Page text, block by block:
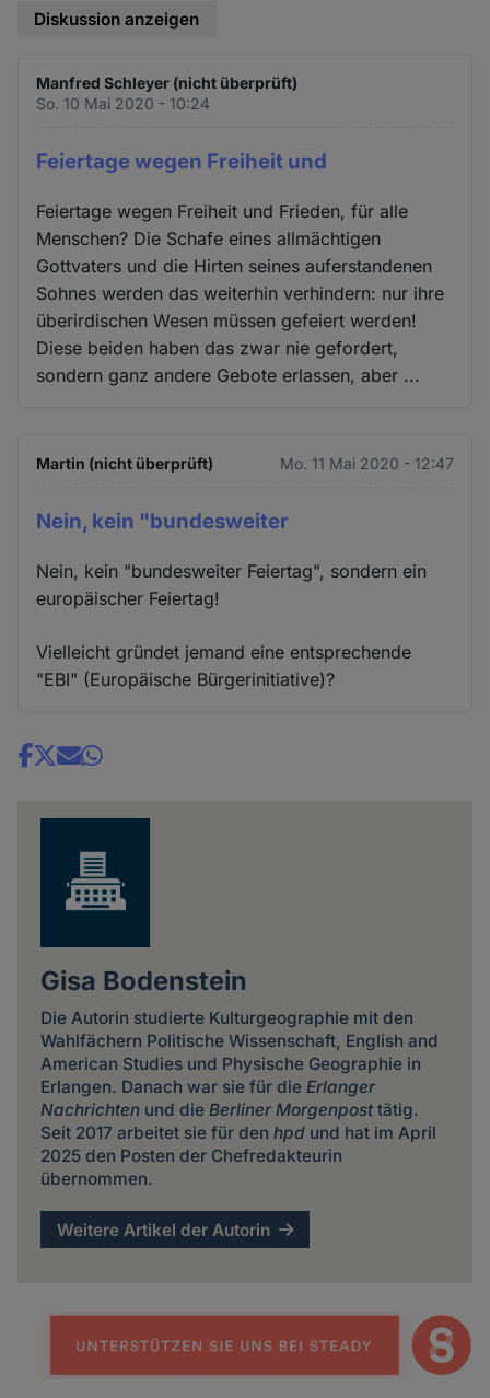
Diskussion anzeigen
Manfred Schleyer (nicht überprüft)
So. 10 Mai 2020 - 10:24
Feiertage wegen Freiheit und
Feiertage wegen Freiheit und Frieden, für alle
Menschen? Die Schafe eines allmächtigen
Gottvaters und die Hirten seines auferstandenen
Sohnes werden das weiterhin verhindern: nur ihre
überirdischen Wesen müssen gefeiert werden!
Diese beiden haben das zwar nie gefordert,
sondern ganz andere Gebote erlassen, aber ...
Martin (nicht überprüft) Mo. 11 Mai 2020 - 12:47
Nein, kein "bundesweiter
Nein, kein "bundesweiter Feiertag", sondern ein
europäischer Feiertag!
Vielleicht gründet jemand eine entsprechende
"EBI" (Europäische Bürgerinitiative)?
Share
Gisa Bodenstein
Die Autorin studierte Kulturgeographie mit den
Wahlfächern Politische Wissenschaft, English and
American Studies und Physische Geographie in
Erlangen. Danach war sie für die Erlanger
Nachrichtenund die Berliner Morgenposttätig.
Seit 2017 arbeitet sie für den hpdund hat im April
2025 den Posten der Chefredakteurin
übernommen.
Weitere Artikel der Autorin